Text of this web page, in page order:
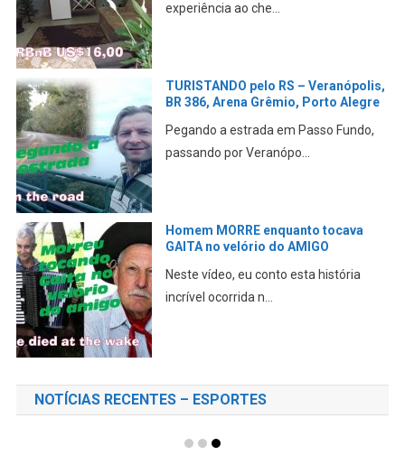
Confira este lindo...
ENCONTREI os AMIGOS do QUARTE
26 anos DEPOIS
Reencontrar amigos que você não vê a
muito tempo sempre...
TRILHA na Floresta das ARAUCÁRIAS
Janaina Orth em TAPERA/RS
Aqui mostro um lugar muito bonito e
que vale a pena vis...
NOTÍCIAS RECENTES – ESPORTES